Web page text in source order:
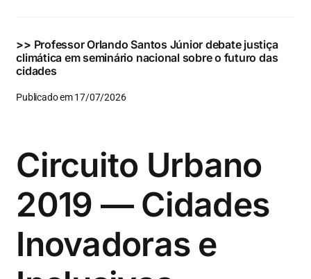
>> Professor Orlando Santos Júnior debate justiça
climática em seminário nacional sobre o futuro das
cidades
Publicado em 17/07/2026
Circuito Urbano
2019 — Cidades
Inovadoras e